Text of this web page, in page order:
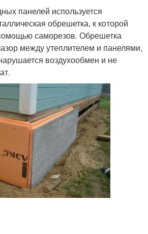
панелей используется
обрешетка, к которой
саморезов. Обрешетка
между утеплителем и панелями,
воздухообмен и не